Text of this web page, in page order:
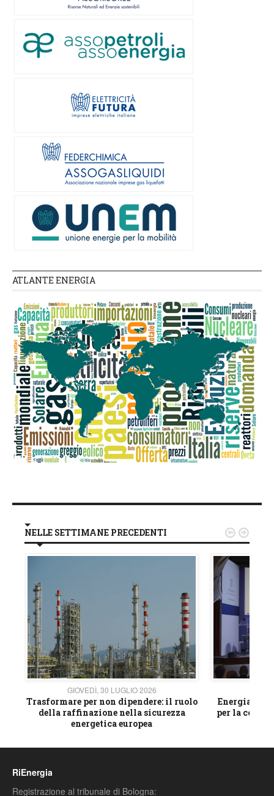
ATLANTE ENERGIA
NELLE SETTIMANE PRECEDENTI
GIOVEDÌ, 30 LUGLIO 2026
Trasformare per non dipendere: il ruolo
della raffinazione nella sicurezza
energetica europea
Energia e
per la
 
RiEnergia
Registrazione al tribunale di Bologna: